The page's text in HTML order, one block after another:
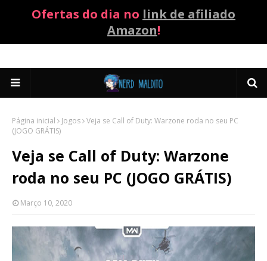
Ofertas do dia no link de afiliado
Amazon!
Página inicial Jogos Veja se Call of Duty: Warzone roda no seu PC
(JOGO GRÁTIS)
Veja se Call of Duty: Warzone
roda no seu PC (JOGO GRÁTIS)
Março 10, 2020